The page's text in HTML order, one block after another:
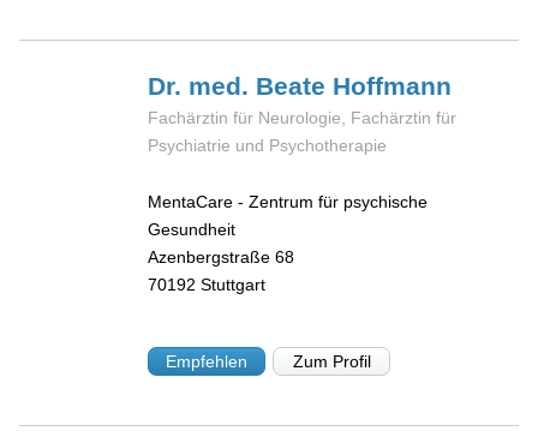
Dr. med. Beate Hoffmann
Fachärztin für Neurologie, Fachärztin für
Psychiatrie und Psychotherapie
MentaCare - Zentrum für psychische
Gesundheit
Azenbergstraße 68
70192 Stuttgart
Empfehlen Zum Profil